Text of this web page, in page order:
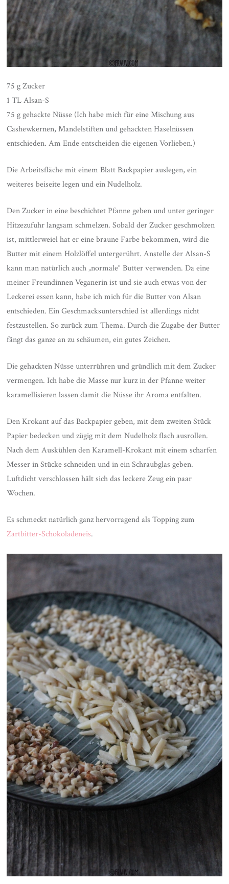
75 g Zucker
1 TL Alsan-S
75 g gehackte Nüsse (Ich habe mich für eine Mischung aus
Cashewkernen, Mandelstiften und gehackten Haselnüssen
entschieden. Am Ende entscheiden die eigenen Vorlieben.)
Die Arbeitsfläche mit einem Blatt Backpapier auslegen, ein
weiteres beiseite legen und ein Nudelholz.
Den Zucker in eine beschichtet Pfanne geben und unter geringer
Hitzezufuhr langsam schmelzen. Sobald der Zucker geschmolzen
ist, mittlerweiel hat er eine braune Farbe bekommen, wird die
Butter mit einem Holzlöffel untergerührt. Anstelle der Alsan-S
kann man natürlich auch „normale“ Butter verwenden. Da eine
meiner Freundinnen Veganerin ist und sie auch etwas von der
Leckerei essen kann, habe ich mich für die Butter von Alsan
entschieden. Ein Geschmacksunterschied ist allerdings nicht
festzustellen. So zurück zum Thema. Durch die Zugabe der Butter
fängt das ganze an zu schäumen, ein gutes Zeichen.
Die gehackten Nüsse unterrühren und gründlich mit dem Zucker
vermengen. Ich habe die Masse nur kurz in der Pfanne weiter
karamellisieren lassen damit die Nüsse ihr Aroma entfalten.
Den Krokant auf das Backpapier geben, mit dem zweiten Stück
Papier bedecken und zügig mit dem Nudelholz flach ausrollen.
Nach dem Auskühlen den Karamell-Krokant mit einem scharfen
Messer in Stücke schneiden und in ein Schraubglas geben.
Luftdicht verschlossen hält sich das leckere Zeug ein paar
Wochen.
Es schmeckt natürlich ganz hervorragend als Topping zum
Zartbitter-Schokoladeneis.